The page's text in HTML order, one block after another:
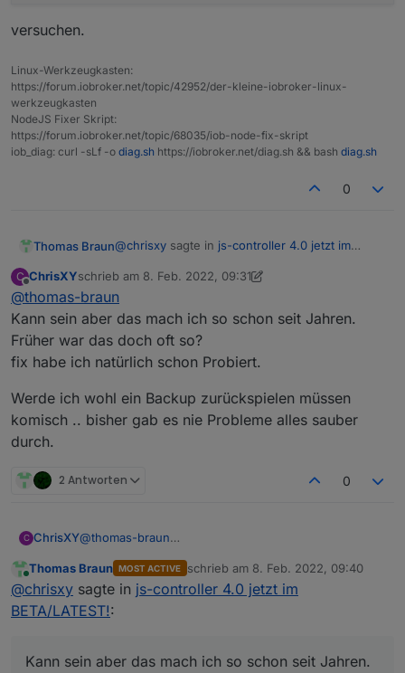
npm ERR!
npm ERR! syscall access
npm ERR! path /node_modules/iobroker.js-
npm ERR! errno -13
npm ERR! Error: EACCES: permission
npm ERR!  [Error: EACCES: permission
npm ERR!
npm ERR! The operation was rejected by your
npm ERR! It is likely you do not have the
npm ERR!
npm ERR! If you believe this might be a
npm ERR! permissions of the file and its
npm ERR! the command again as root/
versuchen.
Linux-Werkzeugkasten:
https://forum.iobroker.net/topic/42952/der-kleine-iobroker-linux-
werkzeugkasten
NodeJS Fixer Skript:
https://forum.iobroker.net/topic/68035/iob-node-fix-skript
iob_diag: curl -sLf -o diag.sh https://iobroker.net/diag.sh && bash diag.sh
0
Thomas Braun@chrisxy sagte in js-controller 4.0 jetzt im
seufz
Kommt vermutlich vom rumgehampel als root.
iobroker stop
versuchen.
C
Offline
ChrisXYschrieb am 8. Feb. 2022, 09:31
zuletzt editiert von ChrisXY2. Aug. 2022, 10:38
@thomas-braun
Kann sein aber das mach ich so schon seit Jahren.
Früher war das doch oft so?
fix habe ich natürlich schon Probiert.
Werde ich wohl ein Backup zurückspielen müssen
komisch .. bisher gab es nie Probleme alles sauber
durch.
2 Antworten 0
C ChrisXY@thomas-braun
Früher war das doch oft so?
fix habe ich natürlich schon Probiert.
Werde ich wohl ein Backup zurückspielen müssen
komisch .. bisher gab es nie Probleme alles sauber
durch.
Online
Thomas Braun MOST ACTIVE schrieb am 8. Feb. 2022, 09:40
zuletzt editiert von
@chrisxy sagte in js-controller 4.0 jetzt im
BETA/LATEST!:
Kann sein aber das mach ich so schon seit Jahren.